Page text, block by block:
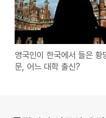
영국인이 한국에서 들은 황
문, 어느 대학 출신?